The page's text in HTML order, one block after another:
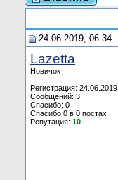
24.06.2019, 06:34
Lazetta
Новичок
Регистрация: 24.06.2019
Сообщений: 3
Спасибо: 0
Спасибо 0 в 0 постах
Репутация: 10